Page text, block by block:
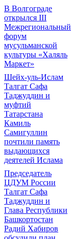
В Волгограде
открылся III
Межрегиональный
форум
мусульманской
культуры «Халяль
Маркет»
Шейх-уль-Ислам
Талгат Сафа
Таджуддин и
муфтий
Татарстана
Камиль
Самигуллин
почтили память
выдающихся
деятелей Ислама
Председатель
ЦДУМ России
Талгат Сафа
Таджуддин и
Глава Республики
Башкортостан
Радий Хабиров